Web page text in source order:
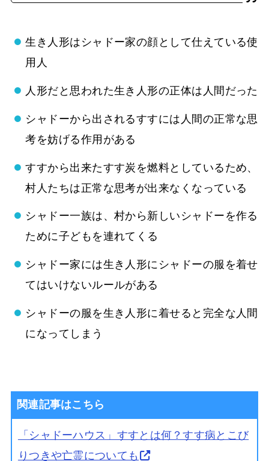
生き人形はシャドー家の顔として仕えている使
用人
人形だと思われた生き人形の正体は人間だった
シャドーから出されるすすには人間の正常な思
考を妨げる作用がある
すすから出来たすす炭を燃料としているため、
村人たちは正常な思考が出来なくなっている
シャドー一族は、村から新しいシャドーを作る
ために子どもを連れてくる
シャドー家には生き人形にシャドーの服を着せ
てはいけないルールがある
シャドーの服を生き人形に着せると完全な人間
になってしまう
関連記事はこちら
「シャドーハウス」すすとは何？すす病とこび
りつきや亡霊についても